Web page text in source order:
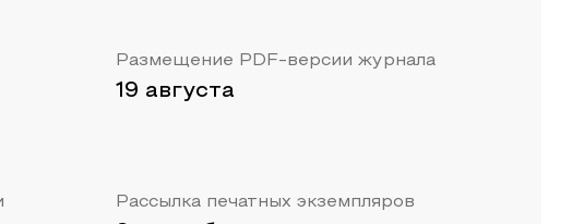
Размещение PDF-версии журнала
19 августа
Рассылка печатных экземпляров